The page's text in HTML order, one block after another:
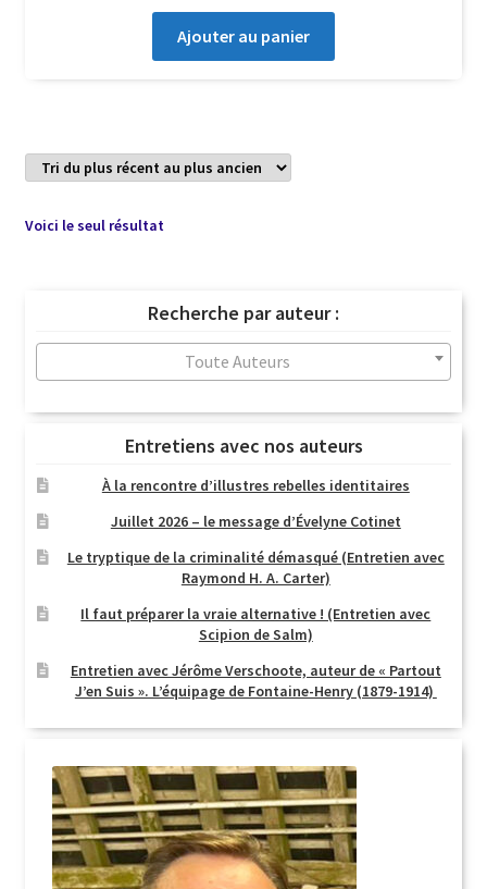
Ajouter au panier
Voici le seul résultat
Recherche par auteur :
Toute Auteurs
Entretiens avec nos auteurs
À la rencontre d’illustres rebelles identitaires
Juillet 2026 – le message d’Évelyne Cotinet
Le tryptique de la criminalité démasqué (Entretien avec
Raymond H. A. Carter)
Il faut préparer la vraie alternative ! (Entretien avec
Scipion de Salm)
Entretien avec Jérôme Verschoote, auteur de « Partout
J’en Suis ». L’équipage de Fontaine-Henry (1879-1914)